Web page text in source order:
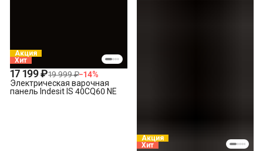
Акция
Хит
17 199 ₽19 999 ₽−14%
Электрическая варочная
панель Indesit IS 40CQ60 NE
Акция
Хит